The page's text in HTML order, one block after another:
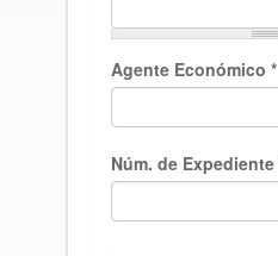
Agente Económico *
Núm. de Expediente